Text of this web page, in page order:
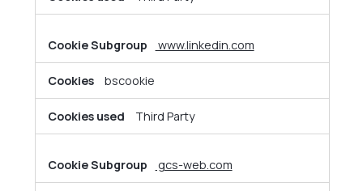
www.linkedin.com
bscookie
Third Party
gcs-web.com